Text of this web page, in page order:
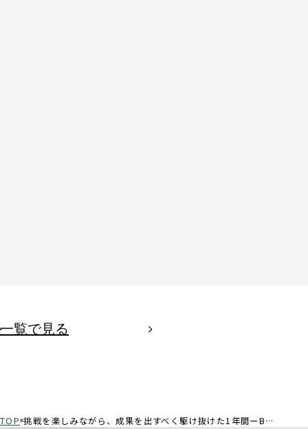
一覧で見る
TOP 挑戦を楽しみながら、成果を出すべく駆け抜けた1年間ーBUDDY賞受賞者 平田さんインタビュー